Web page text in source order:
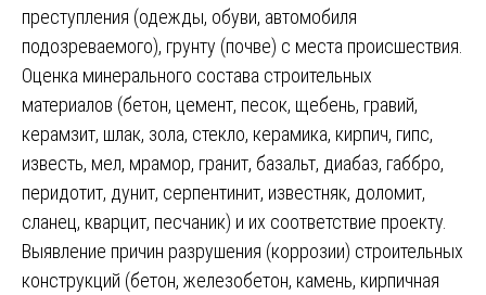
преступления (одежды, обуви, автомобиля
подозреваемого), грунту (почве) с места происшествия.
Оценка минерального состава строительных
материалов (бетон, цемент, песок, щебень, гравий,
керамзит, шлак, зола, стекло, керамика, кирпич, гипс,
известь, мел, мрамор, гранит, базальт, диабаз, габбро,
перидотит, дунит, серпентинит, известняк, доломит,
сланец, кварцит, песчаник) и их соответствие проекту.
Выявление причин разрушения (коррозии) строительных
конструкций (бетон, железобетон, камень, кирпичная